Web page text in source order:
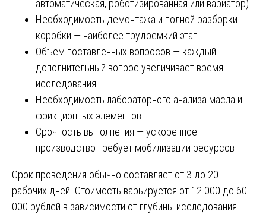
автоматическая, роботизированная или вариатор)
Необходимость демонтажа и полной разборки
коробки — наиболее трудоемкий этап
Объем поставленных вопросов — каждый
дополнительный вопрос увеличивает время
исследования
Необходимость лабораторного анализа масла и
фрикционных элементов
Срочность выполнения — ускоренное
производство требует мобилизации ресурсов
Срок проведения обычно составляет от 3 до 20
рабочих дней. Стоимость варьируется от 12 000 до 60
000 рублей в зависимости от глубины исследования.